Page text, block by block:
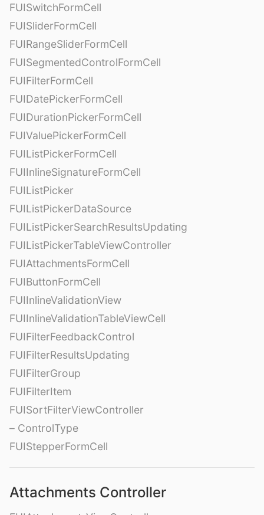
FUISwitchFormCell
FUISliderFormCell
FUIRangeSliderFormCell
FUISegmentedControlFormCell
FUIFilterFormCell
FUIDatePickerFormCell
FUIDurationPickerFormCell
FUIValuePickerFormCell
FUIListPickerFormCell
FUIInlineSignatureFormCell
FUIListPicker
FUIListPickerDataSource
FUIListPickerSearchResultsUpdating
FUIListPickerTableViewController
FUIAttachmentsFormCell
FUIButtonFormCell
FUIInlineValidationView
FUIInlineValidationTableViewCell
FUIFilterFeedbackControl
FUIFilterResultsUpdating
FUIFilterGroup
FUIFilterItem
FUISortFilterViewController
– ControlType
FUIStepperFormCell
Attachments Controller